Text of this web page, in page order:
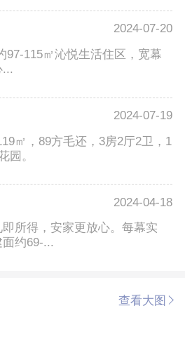
2024-07-20
97-115㎡沁悦生活住区，宽幕
2024-07-19
㎡，89方毛还，3房2厅2卫，1
园。
2024-04-18
所得，安家更放心。每幕实
约69-...
查看大图